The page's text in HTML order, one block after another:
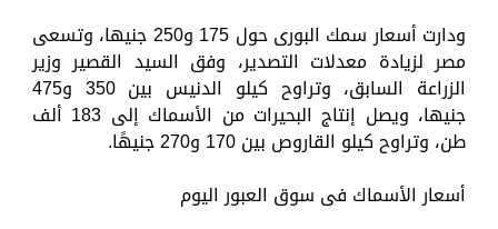
ودارت أسعار سمك البورى حول 175 و250 جنيها، وتسعى
مصر لزيادة معدلات التصدير، وفق السيد القصير وزير
الزراعة السابق، وتراوح كيلو الدنيس بين 350 و475
جنيها، ويصل إنتاج البحيرات من الأسماك إلى 183 ألف
طن، وتراوح كيلو القاروص بين 170 و270 جنيهًا.
أسعار الأسماك فى سوق العبور اليوم